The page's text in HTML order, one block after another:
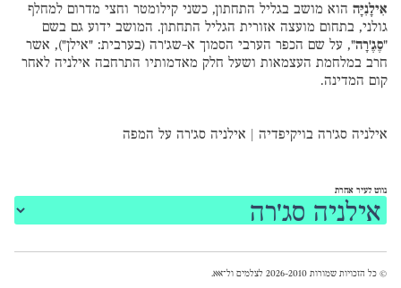
אִילָנִיָּה הוא מושב בגליל התחתון, כשני קילומטר וחצי מדרום למחלף
גולני, בתחום מועצה אזורית הגליל התחתון. המושב ידוע גם בשם
"סֶגֶ'רָה", על שם הכפר הערבי הסמוך א-שג'רה (בערבית: "אילן"), אשר
חרב במלחמת העצמאות ושעל חלק מאדמותיו התרחבה אילניה לאחר
קום המדינה.
אילניה סג׳רה בויקיפדיה אילניה סג׳רה על המפה
נווט לעיר אחרת
© כל הזכויות שמורות 2026-2010 לצלמים ול־ אאא.